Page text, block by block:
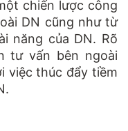
chiến lược công
DN cũng như từ
năng của DN. Rõ
tư vấn bên ngoài
việc thúc đẩy tiềm